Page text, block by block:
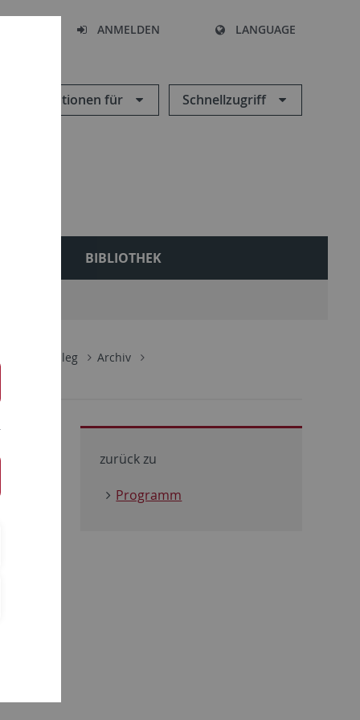
ANMELDEN LANGUAGE
Informationen für Schnellzugriff
BIBLIOTHEK
Studienkolleg Archiv
zurück zu
Programm